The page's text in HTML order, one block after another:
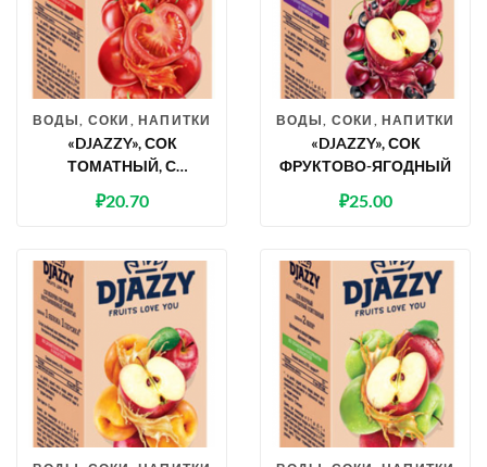
ВОДЫ, СОКИ, НАПИТКИ
«DJAZZY», СОК
ТОМАТНЫЙ, С
₽20.70
ВОДЫ, СОКИ, НАПИТКИ
«DJAZZY», СОК
ФРУКТОВО-ЯГОДНЫЙ
₽25.00